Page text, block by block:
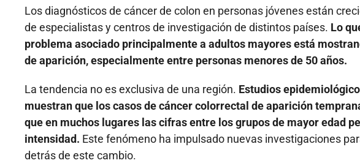
Los diagnósticos de cáncer de colon en personas jóvenes están
de especialistas y centros de investigación de distintos países. Lo
problema asociado principalmente a adultos mayores está
de aparición, especialmente entre personas menores de 50 años.
La tendencia no es exclusiva de una región. Estudios
muestran que los casos de cáncer colorrectal de aparición
que en muchos lugares las cifras entre los grupos de mayor edad
intensidad. Este fenómeno ha impulsado nuevas investigaciones
detrás de este cambio.